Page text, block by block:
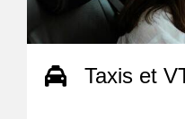
Taxis et